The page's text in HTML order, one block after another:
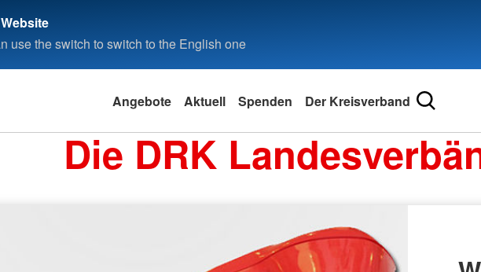
use the switch to switch to the English one
Angebote Aktuell Spenden Der Kreisverband
Die DRK